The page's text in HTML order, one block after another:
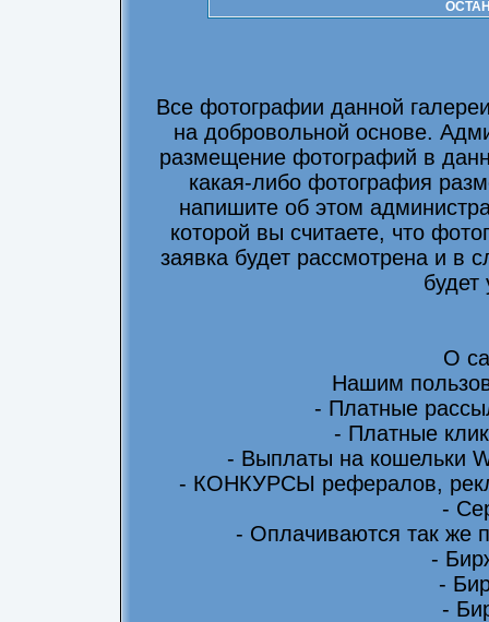
Все фотографии данной
на добровольной основе.
размещение фотографий в
какая-либо фотография
напишите об этом
которой вы считаете, что
заявка будет рассмотрена и в
будет
О
Нашим
- Платные
- Платные
- Выплаты на кошельки
- КОНКУРСЫ рефералов,
-
- Оплачиваются так же
-
-
-